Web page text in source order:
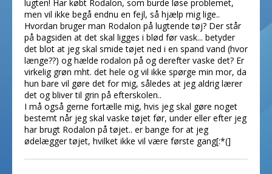
lugten! Har købt Rodalon, som burde løse problemet,
men vil ikke begå endnu en fejl, så hjælp mig lige..
Hvordan bruger man Rodalon på lugtende tøj? Der står
på bagsiden at det skal ligges i blød før vask... betyder
det blot at jeg skal smide tøjet ned i en spand vand (hvor
længe??) og hælde rodalon på og derefter vaske det? Er
virkelig grøn mht. det hele og vil ikke spørge min mor, da
hun bare vil gøre det for mig, således at jeg aldrig lærer
det og bliver til grin på efterskolen..
I må også gerne fortælle mig, hvis jeg skal gøre noget
bestemt når jeg skal vaske tøjet før, under eller efter jeg
har brugt Rodalon på tøjet.. er bange for at jeg
ødelægger tøjet, hvilket ikke vil være første gang[:*(]